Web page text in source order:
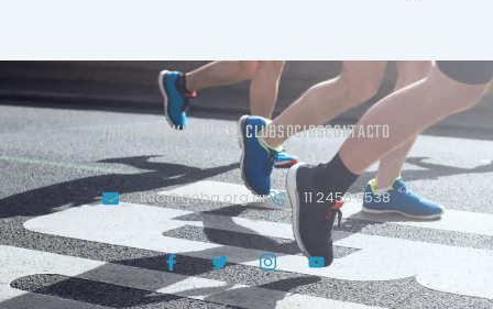
INICIOACTIVIDADES EL CLUBSOCIOSCONTACTO
info@geba.org.ar 11 2458.3538
J
k
i
-
T
w
i
t
J
k
i
-
Y
o
u
t